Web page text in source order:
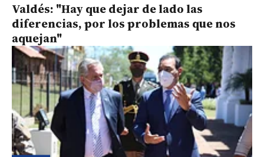
Valdés: "Hay que dejar de lado las
diferencias, por los problemas que nos
aquejan"